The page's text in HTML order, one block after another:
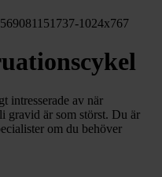
intresserade av när
gravid är som störst. Du är
om du behöver